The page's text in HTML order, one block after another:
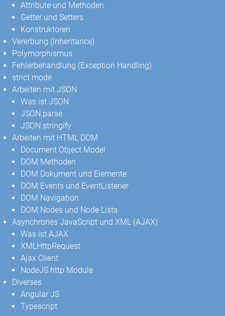
Attribute und Methoden
Getter und Setters
Konstruktoren
Vererbung (Inheritance)
Polymorphismus
Fehlerbehandlung (Exception Handling)
strict mode
Arbeiten mit JSON
Was ist JSON
JSON.parse
JSON.stringify
Arbeiten mit HTML DOM
Document Object Model
DOM Methoden
DOM Dokument und Elemente
DOM Events und EventListener
DOM Navigation
DOM Nodes und Node Lists
Asynchrones JavaScript und XML (AJAX)
Was ist AJAX
XMLHttpRequest
Ajax Client
NodeJS http Module
Diverses
Angular JS
Typescript